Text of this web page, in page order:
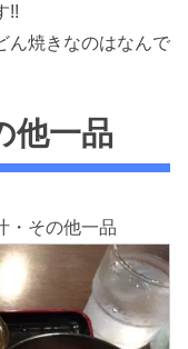
!!
ん焼きなのはなんで
他一品
・その他一品